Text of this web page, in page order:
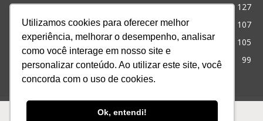
Utilizamos cookies para oferecer melhor
experiência, melhorar o desempenho, analisar
como você interage em nosso site e
personalizar conteúdo. Ao utilizar este site, você
concorda com o uso de cookies.
Ok, entendi!
Cristianismo
127
Simpatias
107
Significado dos sonhos
105
99
Ofertas Produtos